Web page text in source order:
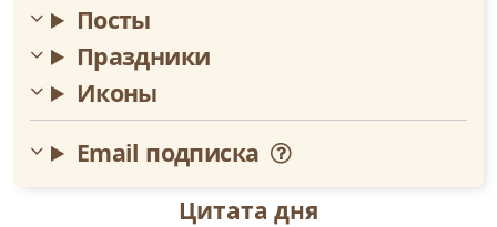
Посты
Праздники
Иконы
Email подписка
Цитата дня